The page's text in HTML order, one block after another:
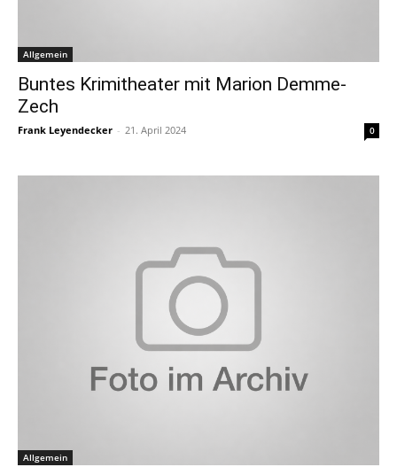
Allgemein
Buntes Krimitheater mit Marion Demme-
Zech
Frank Leyendecker - 21. April 2024 0
Allgemein